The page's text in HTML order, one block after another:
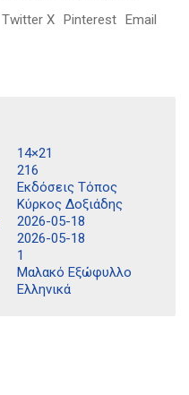
Twitter X Pinterest Email
14×21
216
Εκδόσεις Τόπος
Κύρκος Δοξιάδης
2026-05-18
2026-05-18
1
Μαλακό Εξώφυλλο
Ελληνικά